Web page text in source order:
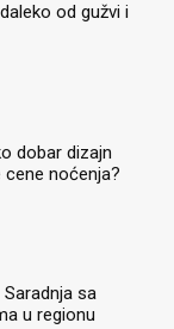
od gužvi i
dobar dizajn
noćenja?
sa
u regionu